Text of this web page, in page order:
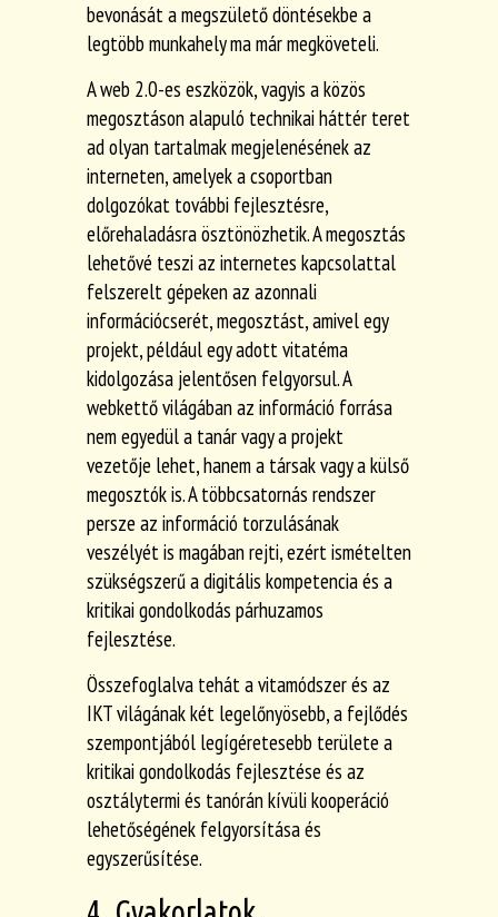
bevonását a megszülető döntésekbe a
legtöbb munkahely ma már megköveteli.
A web 2.0-es eszközök, vagyis a közös
megosztáson alapuló technikai háttér teret
ad olyan tartalmak megjelenésének az
interneten, amelyek a csoportban
dolgozókat további fejlesztésre,
előrehaladásra ösztönözhetik. A megosztás
lehetővé teszi az internetes kapcsolattal
felszerelt gépeken az azonnali
információcserét, megosztást, amivel egy
projekt, például egy adott vitatéma
kidolgozása jelentősen felgyorsul. A
webkettő világában az információ forrása
nem egyedül a tanár vagy a projekt
vezetője lehet, hanem a társak vagy a külső
megosztók is. A többcsatornás rendszer
persze az információ torzulásának
veszélyét is magában rejti, ezért ismételten
szükségszerű a digitális kompetencia és a
kritikai gondolkodás párhuzamos
fejlesztése.
Összefoglalva tehát a vitamódszer és az
IKT világának két legelőnyösebb, a fejlődés
szempontjából legígéretesebb területe a
kritikai gondolkodás fejlesztése és az
osztálytermi és tanórán kívüli kooperáció
lehetőségének felgyorsítása és
egyszerűsítése.